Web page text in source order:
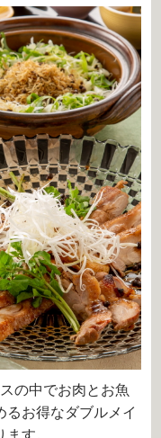
の中でお肉とお魚
るお得なダブルメイ